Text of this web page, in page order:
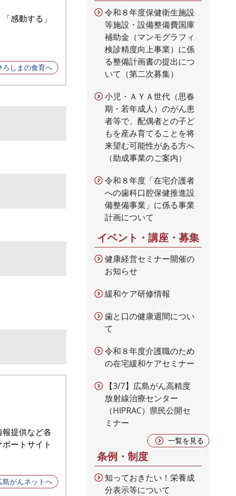
感動する」
ろしまの食育へ
提供など各
ートサイト
島がんネットへ
令和８年度保健衛生施設
等施設・設備整備費国庫
補助金（マンモグラフィ
検診精度向上事業）に係
る整備計画書の提出につ
いて（第二次募集）
小児・ＡＹＡ世代（思春
期・若年成人）のがん患
者等で、配偶者との子ど
もを産み育てることを将
来望む可能性がある方へ
（助成事業のご案内）
令和８年度「在宅介護者
への歯科口腔保健推進設
備整備事業」に係る事業
計画について
イベント・講座・募集
健康経営セミナー開催の
お知らせ
緩和ケア研修情報
歯と口の健康週間につい
て
令和８年度介護職のため
の在宅緩和ケアセミナー
【3/7】広島がん高精度
放射線治療センター
（HIPRAC）県民公開セ
ミナー
一覧を見る
条例・制度
知っておきたい！栄養成
分表示等について